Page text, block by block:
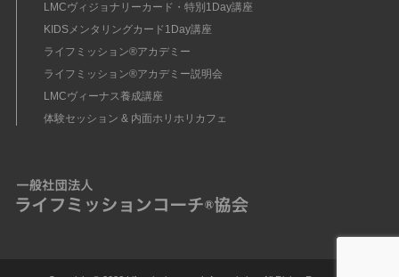
LMCヴィジョナリーカード・特別1Day講座
KIDSメンタリングカード1Day講座
ライフミッション®︎アカデミー
ライフミッション®︎アカデミー説明会
LMCヴィーナス養成講座
体験セッション & 内面ホリホリカフェ